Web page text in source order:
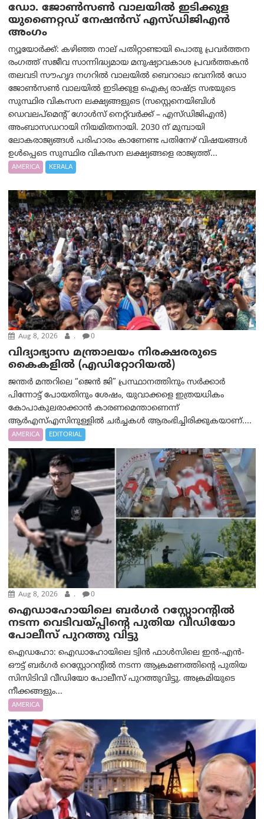
ഡോ. ജോൺസൺ വാലയിൽ ഇടിക്കുള
യുണൈറ്റഡ് നേഷൻസ് എസ്ഡിജിഎൻ
അംഗം
ന്യൂയോര്‍ക്ക്: കഴിഞ്ഞ നാല് പതിറ്റാണ്ടായി പൊതു പ്രവർത്തന
രംഗത്ത് സജീവ സാന്നിദ്ധ്യമായ മനുഷ്യാവകാശ പ്രവർത്തകൻ
തലവടി സൗഹൃദ നഗറിൽ വാലയിൽ ബെറാഖാ ഭവനിൽ ഡോ
ജോൺസൺ വാലയിൽ ഇടിക്കുള ഐക്യ രാഷ്ട്ര സഭയുടെ
സുസ്ഥിര വികസന ലക്ഷ്യങ്ങളുടെ (സസ്റ്റെനെയിബിൾ
ഡെവലപ്‌മെന്റ് ഗോൾസ് നെറ്റ്‌വർക്ക് – എസ്ഡിജിഎൻ)
അംബാസഡറായി നിയമിതനായി. 2030 ന് മുമ്പായി
ലോകരാജ്യങ്ങൾ പരിഹാരം കാണേണ്ട പതിനേഴ് വിഷയങ്ങൾ
ഉൾപ്പെടെ സുസ്ഥിര വികസന ലക്ഷ്യങ്ങളെ രാജ്യത്ത്...
AMERICA KERALA
Aug 8, 2026 . 0
വിദ്യാഭ്യാസ മന്ത്രാലയം നിരക്ഷരരുടെ
കൈകളിൽ (എഡിറ്റോറിയല്‍)
ജന്തർ മന്തറിലെ “ജെൻ ജി” പ്രസ്ഥാനത്തിനും സർക്കാർ
പിന്നോട്ട് പോയതിനും ശേഷം, യുവാക്കളെ ഇത്രയധികം
കോപാകുലരാക്കാൻ കാരണമെന്താണെന്ന്
ആർ‌എസ്‌എസിനുള്ളിൽ ചർച്ചകൾ ആരംഭിച്ചിരിക്കുകയാണ്....
AMERICA EDITORIAL
Aug 8, 2026 . 0
ഐഡാഹോയിലെ ബർഗർ റസ്റ്റോറന്റിൽ
നടന്ന വെടിവയ്പ്പിന്റെ പുതിയ വീഡിയോ
പോലീസ് പുറത്തു വിട്ടു
ഐഡഹോ: ഐഡാഹോയിലെ ട്വിൻ ഫാൾസിലെ ഇൻ-എൻ-
ഔട്ട് ബർഗർ റെസ്റ്റോറന്റിൽ നടന്ന ആക്രമണത്തിന്റെ പുതിയ
സിസിടിവി വീഡിയോ പോലീസ് പുറത്തുവിട്ടു. അക്രമിയുടെ
നീക്കങ്ങളും...
AMERICA